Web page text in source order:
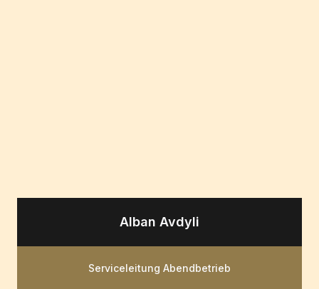
Alban Avdyli
Serviceleitung Abendbetrieb